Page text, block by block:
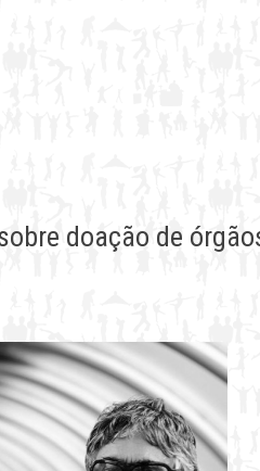
doação de